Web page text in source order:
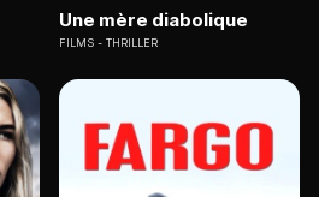
Une mère diabolique
FILMS THRILLER